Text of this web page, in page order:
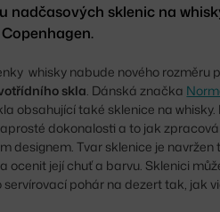
nadčasových sklenic na
whisky nabude nového rozměru
skla . Dánská značka
obsahující také sklenice na
dokonalosti a to jak
designem. Tvar sklenice je
ocenit její chuť a barvu. Sklenici
servírovací pohár na dezert tak, jak